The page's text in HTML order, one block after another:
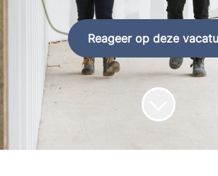
Reageer op deze